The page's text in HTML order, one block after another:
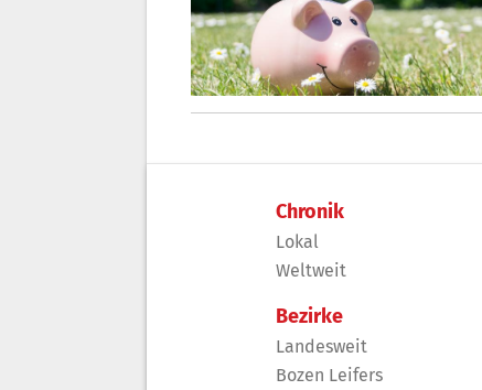
Chronik
Lokal
Weltweit
Bezirke
Landesweit
Bozen Leifers